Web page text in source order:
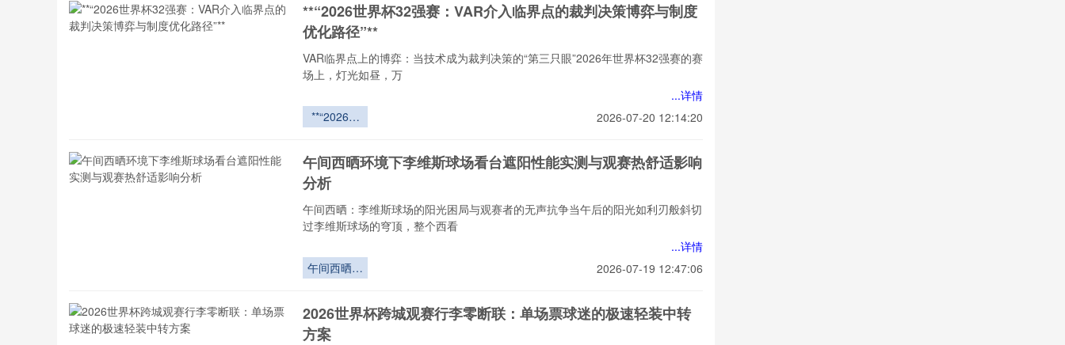
杯“恒温”方
**“2026世界杯32强赛：VAR介入临界点的裁判决策博弈与制度
优化路径”**
VAR临界点上的博弈：当技术成为裁判决策的“第三只眼”2026年世界杯32强赛的赛
场上，灯光如昼，万
...详情
**“2026世
入临界点的
裁判决策博
化路径”**
2026-07-20 12:14:20
午间西晒环境下李维斯球场看台遮阳性能实测与观赛热舒适影响
分析
午间西晒：李维斯球场的阳光困局与观赛者的无声抗争当午后的阳光如利刃般斜切
过李维斯球场的穹顶，整个西看
...详情
午间西晒环
阳性能实测
与观赛热舒
2026-07-19 12:47:06
2026世界杯跨城观赛行李零断联：单场票球迷的极速轻装中转
方案